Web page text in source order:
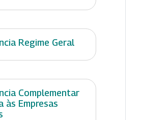
Regime Geral
Complementar
às Empresas